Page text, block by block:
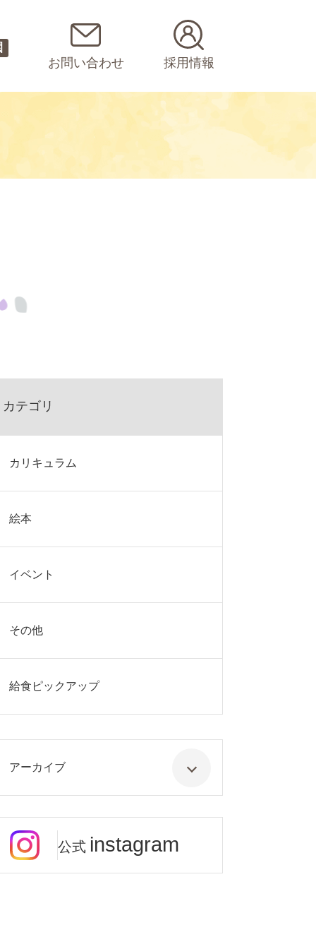
お問い合わせ 採用情報
カテゴリ
カリキュラム
絵本
イベント
その他
給食ピックアップ
アーカイブ
公式 instagram